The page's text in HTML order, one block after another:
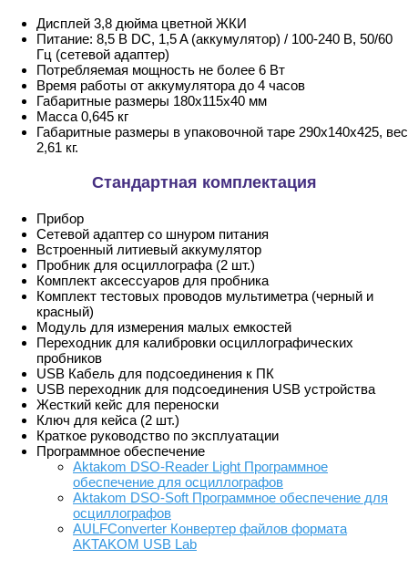
Дисплей 3,8 дюйма цветной ЖКИ
Питание: 8,5 В DC, 1,5 A (аккумулятор) / 100-240 В, 50/60
Гц (сетевой адаптер)
Потребляемая мощность не более 6 Вт
Время работы от аккумулятора до 4 часов
Габаритные размеры 180x115x40 мм
Масса 0,645 кг
Габаритные размеры в упаковочной таре 290х140х425, вес
2,61 кг.
Стандартная комплектация
Прибор
Сетевой адаптер со шнуром питания
Встроенный литиевый аккумулятор
Пробник для осциллографа (2 шт.)
Комплект аксессуаров для пробника
Комплект тестовых проводов мультиметра (черный и
красный)
Модуль для измерения малых емкостей
Переходник для калибровки осциллографических
пробников
USB Кабель для подсоединения к ПК
USB переходник для подсоединения USB устройства
Жесткий кейс для переноски
Ключ для кейса (2 шт.)
Краткое руководство по эксплуатации
Программное обеспечение
Aktakom DSO-Reader Light Программное
обеспечение для осциллографов
Aktakom DSO-Soft Программное обеспечение для
осциллографов
AULFConverter Конвертер файлов формата
AKTAKOM USB Lab